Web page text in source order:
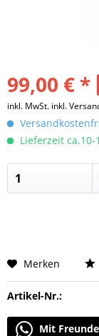
99,00 € *
inkl. MwSt. inkl.
Lieferzeit ca.10-
Merken
Artikel-Nr.:
Mit